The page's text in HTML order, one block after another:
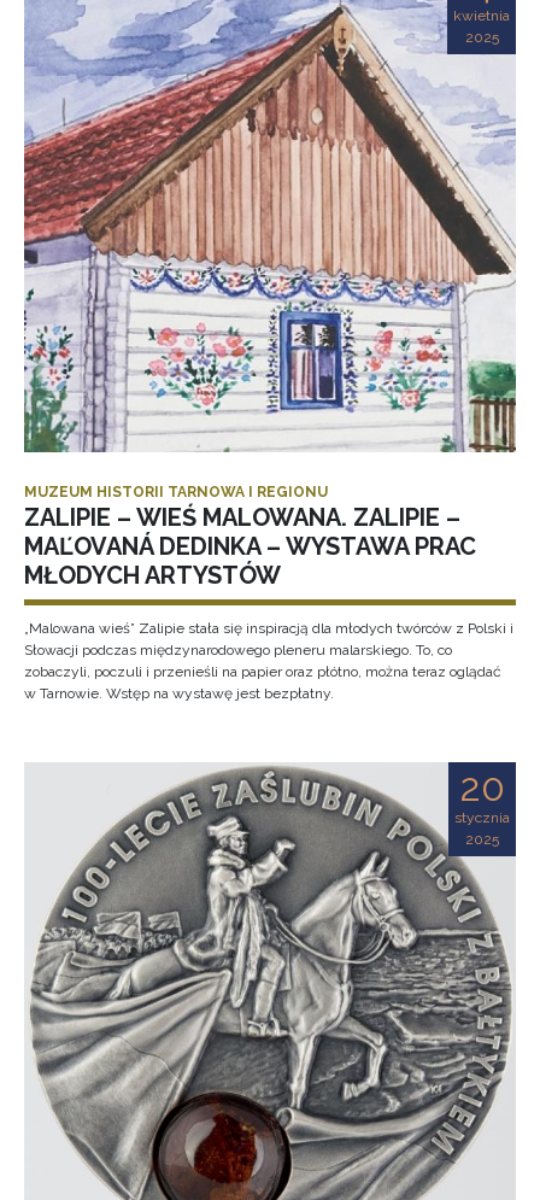
kwietnia
2025
MUZEUM HISTORII TARNOWA I REGIONU
ZALIPIE – WIEŚ MALOWANA. ZALIPIE –
MAĽOVANÁ DEDINKA – WYSTAWA PRAC
MŁODYCH ARTYSTÓW
„Malowana wieś” Zalipie stała się inspiracją dla młodych twórców z Polski i
Słowacji podczas międzynarodowego pleneru malarskiego. To, co
zobaczyli, poczuli i przenieśli na papier oraz płótno, można teraz oglądać
w Tarnowie. Wstęp na wystawę jest bezpłatny.
20
stycznia
2025